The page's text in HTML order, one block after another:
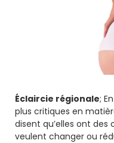
Éclaircie régionale;
plus critiques en
disent qu’elles ont des
veulent changer ou